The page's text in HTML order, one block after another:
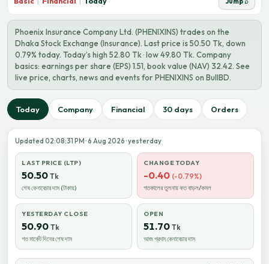
Phoenix Insurance Company Ltd. (PHENIXINS) trades on the
Dhaka Stock Exchange (Insurance). Last price is 50.50 Tk, down
0.79% today. Today’s high 52.80 Tk · low 49.80 Tk. Company
basics: earnings per share (EPS) 1.51, book value (NAV) 32.42. See
live price, charts, news and events for PHENIXINS on BullBD.
Today Company Financial 30 days Orders
Updated 02:08:31 PM · 6 Aug 2026 · yesterday
LAST PRICE (LTP)
50.50 Tk
শেষ কেনাবেচার দাম (টাকায়)
CHANGE TODAY
-0.40 (-0.79%)
গতকালের তুলনায় কত বাড়ল/কমল
YESTERDAY CLOSE
50.90 Tk
গত মার্কেট দিনের শেষ দাম
OPEN
51.70 Tk
আজ প্রথম কেনাবেচার দাম